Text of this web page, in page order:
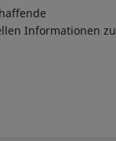
Informationen zu